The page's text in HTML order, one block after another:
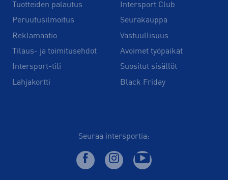
Tuotteiden palautus
Peruutusilmoitus
Reklamaatio
Tilaus- ja toimitusehdot
Intersport-tili
Lahjakortti
Intersport Club
Seurakauppa
Vastuullisuus
Avoimet työpaikat
Suositut sisällöt
Black Friday
Seuraa intersportia: